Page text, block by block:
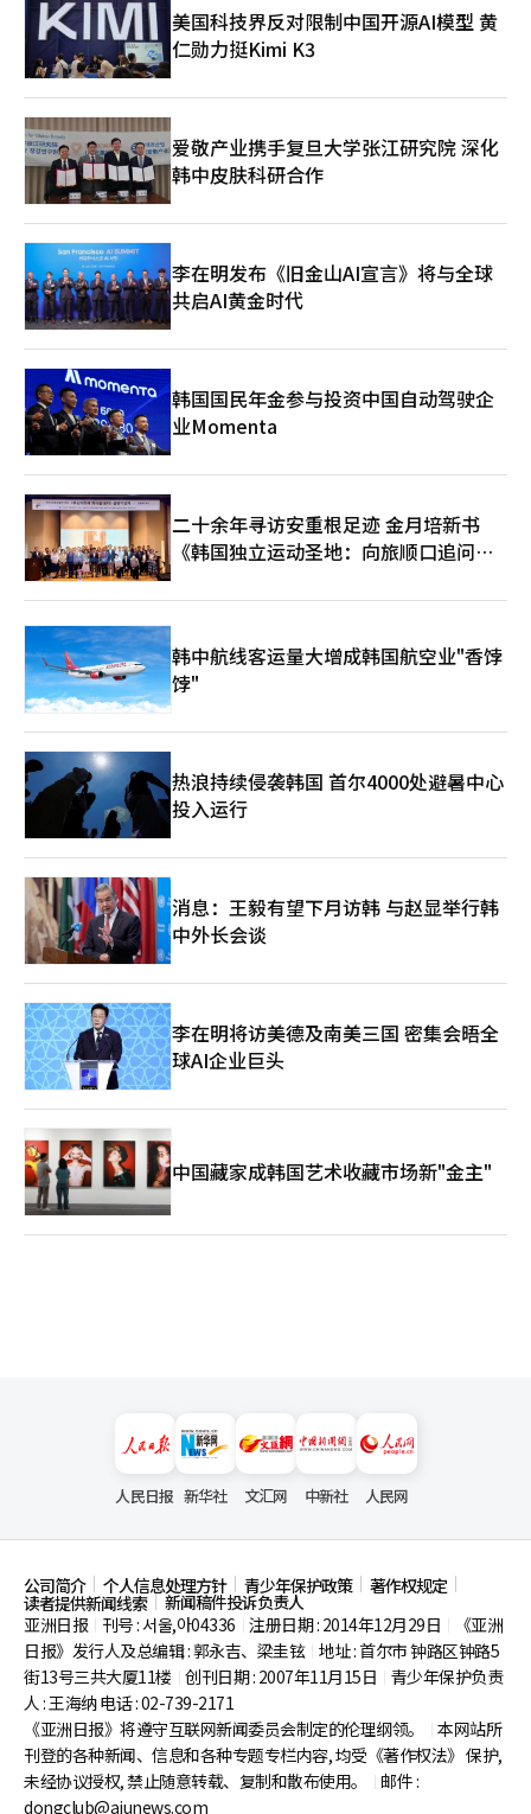
得25万元。 申请期限为7月3日。第一轮发放对象的低保家庭和单
亲家庭等弱势群体中尚未申请的人也可以在此期间申请。救助金的
使用期限为8月31日，逾期未使用的金额将作废。 申请方式与去年
民生恢复消费券类似。若希望通过信用卡或借记卡发放，可通过卡
公司网站、应用程序、客服中心、自动语音服务等进行申请。为了
减少第一周的拥堵，将根据出生年份的末尾数字实施按周申请制。
使用地区限制为户籍所在地的地方自治团体。使用地点为年营业额
30亿韩元以下的加盟店和小商户店铺。不过，加油站可在没有营业
额限制的情况下使用。 此次救助金旨在减轻高油价和物价上涨的
负担，同时补充地区消费。由于使用期限已确定，受益者需提前确
统翻译与编辑。
美国科技界反对限制中国开源AI模型 黄
仁勋力挺Kimi K3
爱敬产业携手复旦大学张江研究院 深化
韩中皮肤科研合作
李在明发布《旧金山AI宣言》将与全球
共启AI黄金时代
韩国国民年金参与投资中国自动驾驶企
业Momenta
二十余年寻访安重根足迹 金月培新书
《韩国独立运动圣地：向旅顺口追问历
韩中航线客运量大增成韩国航空业"香饽
饽"
热浪持续侵袭韩国 首尔4000处避暑中心
投入运行
消息：王毅有望下月访韩 与赵显举行韩
中外长会谈
李在明将访美德及南美三国 密集会晤全
球AI企业巨头
中国藏家成韩国艺术收藏市场新"金主"
人民日报 新华社 文汇网 中新社 人民网
公司简介 个人信息处理方针 青少年保护政策 著作权规定
读者提供新闻线索
新闻稿件投诉负责人
亚洲日报
刊号 : 서울,아04336 注册日期 : 2014年12月29日
《亚洲
日报》发行人及总编辑 : 郭永吉、梁圭铉 地址 : 首尔市钟路区钟路5
街13号三共大厦11楼 创刊日期 : 2007年11月15日
青少年保护负责
人 : 王海纳 电话 : 02-739-2171
《亚洲日报》将遵守互联网新闻委员会制定的伦理纲领。
本网站所
刊登的各种新闻、信息和各种专题专栏内容, 均受《著作权法》 保护,
未经协议授权, 禁止随意转载、复制和散布使用。
邮件 :
dongclub@ajunews.com